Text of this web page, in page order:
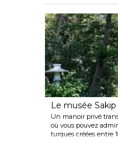
Le musée Sakip
Un manoir privé
où vous pouvez
turques créées entre
également